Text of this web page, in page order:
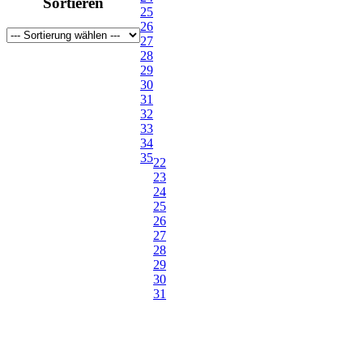
41
43
25
26
27
28
29
30
31
32
33
34
3522
23
24
25
26
27
28
29
30
31